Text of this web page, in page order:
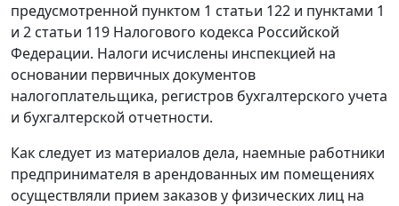
предусмотренной пунктом 1 статьи 122 и пунктами 1
и 2 статьи 119 Налогового кодекса Российской
Федерации. Налоги исчислены инспекцией на
основании первичных документов
налогоплательщика, регистров бухгалтерского учета
и бухгалтерской отчетности.
Как следует из материалов дела, наемные работники
предпринимателя в арендованных им помещениях
осуществляли прием заказов у физических лиц на